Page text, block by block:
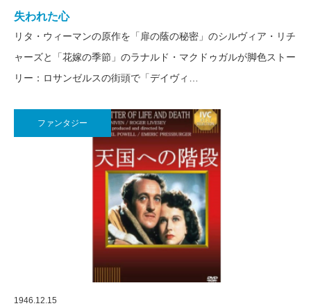
失われた心
リタ・ウィーマンの原作を「扉の蔭の秘密」のシルヴィア・リチ
ャーズと「花嫁の季節」のラナルド・マクドゥガルが脚色ストー
リー：ロサンゼルスの街頭で「デイヴィ…
ファンタジー
1946.12.15